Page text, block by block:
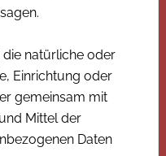
die natürliche oder
Einrichtung oder
gemeinsam mit
Mittel der
Daten